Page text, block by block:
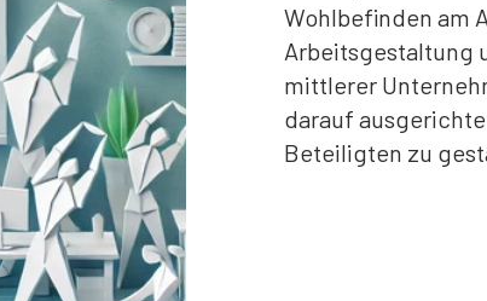
Wohlbefinden am
Arbeitsgestaltung
mittlerer
darauf
Beteiligten zu